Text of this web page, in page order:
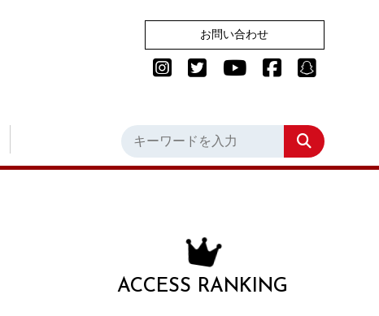
お問い合わせ
ACCESS RANKING